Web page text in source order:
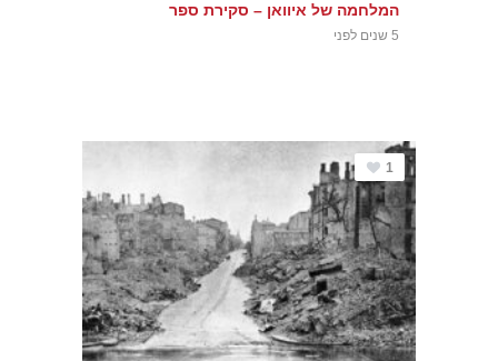
המלחמה של איוואן – סקירת ספר
5 שנים לפני
1